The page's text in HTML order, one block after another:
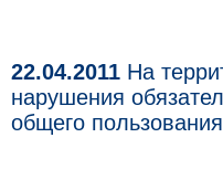
22.04.2011 На
нарушения
общего пользования